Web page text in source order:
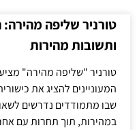
טורניר שליפה
ותשובות מהירות
טורניר "שליפה מהירה"
המעוניינים להציג את
שבו מתמודדים נדרשים
במהירות, תוך תחרות עם